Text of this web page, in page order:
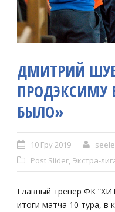
ДМИТРИЙ
ПРОДЭКСИМУ
БЫЛО»
10 Гру 2019
Post Slider, Экстра-
Главный тренер ФК
итоги матча 10 тура, в